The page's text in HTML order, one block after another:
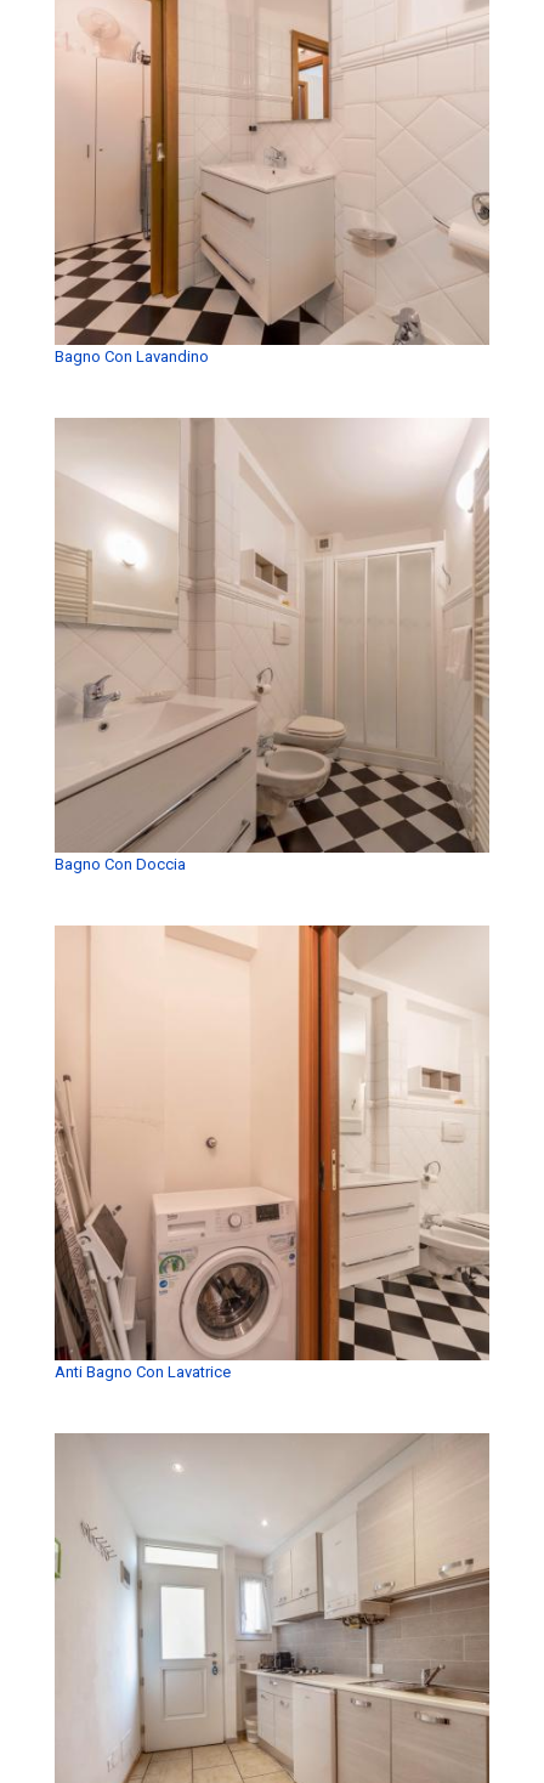
Bagno Con Lavandino
Bagno Con Doccia
Anti Bagno Con Lavatrice